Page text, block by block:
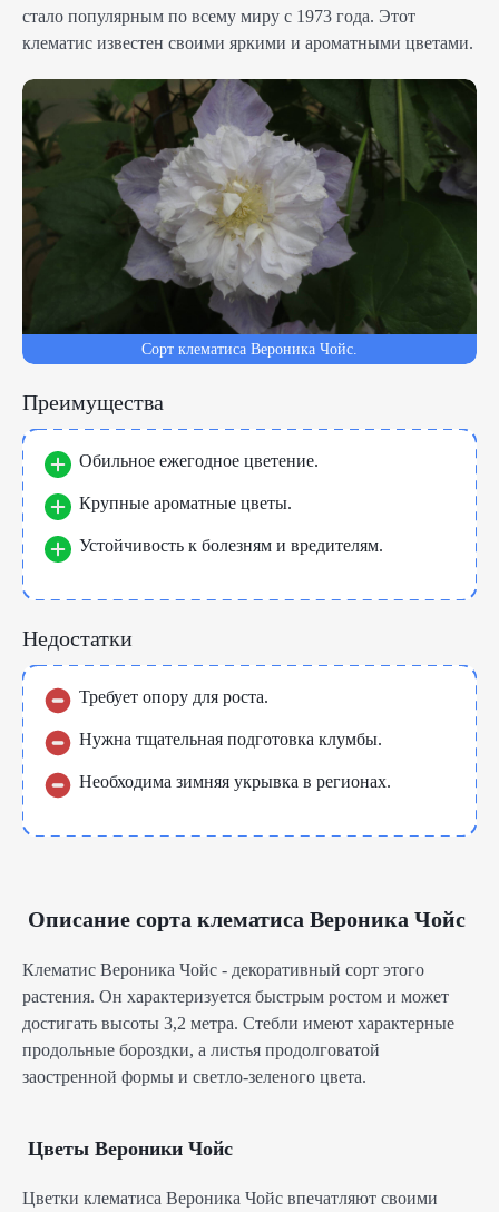
стало популярным по всему миру с 1973 года. Этот
клематис известен своими яркими и ароматными цветами.
Сорт клематиса Вероника Чойс.
Преимущества
Обильное ежегодное цветение.
Крупные ароматные цветы.
Устойчивость к болезням и вредителям.
Недостатки
Требует опору для роста.
Нужна тщательная подготовка клумбы.
Необходима зимняя укрывка в регионах.
Описание сорта клематиса Вероника Чойс
Клематис Вероника Чойс - декоративный сорт этого
растения. Он характеризуется быстрым ростом и может
достигать высоты 3,2 метра. Стебли имеют характерные
продольные бороздки, а листья продолговатой
заостренной формы и светло-зеленого цвета.
Цветы Вероники Чойс
Цветки клематиса Вероника Чойс впечатляют своими